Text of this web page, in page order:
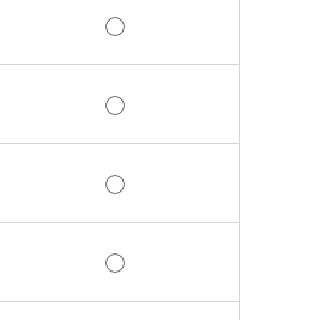
◯
◯
◯
◯